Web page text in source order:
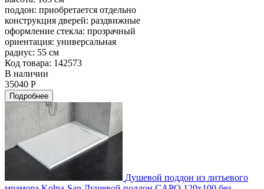
поддон: приобретается отдельно
конструкция дверей: раздвижные
оформление стекла: прозрачный
ориентация: универсальная
радиус: 55 см
Код товара: 142573
В наличии
35040 Р
Подробнее
Душевой поддон из литьевого